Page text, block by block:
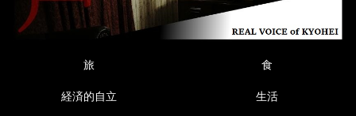
旅 食
経済的自立 生活